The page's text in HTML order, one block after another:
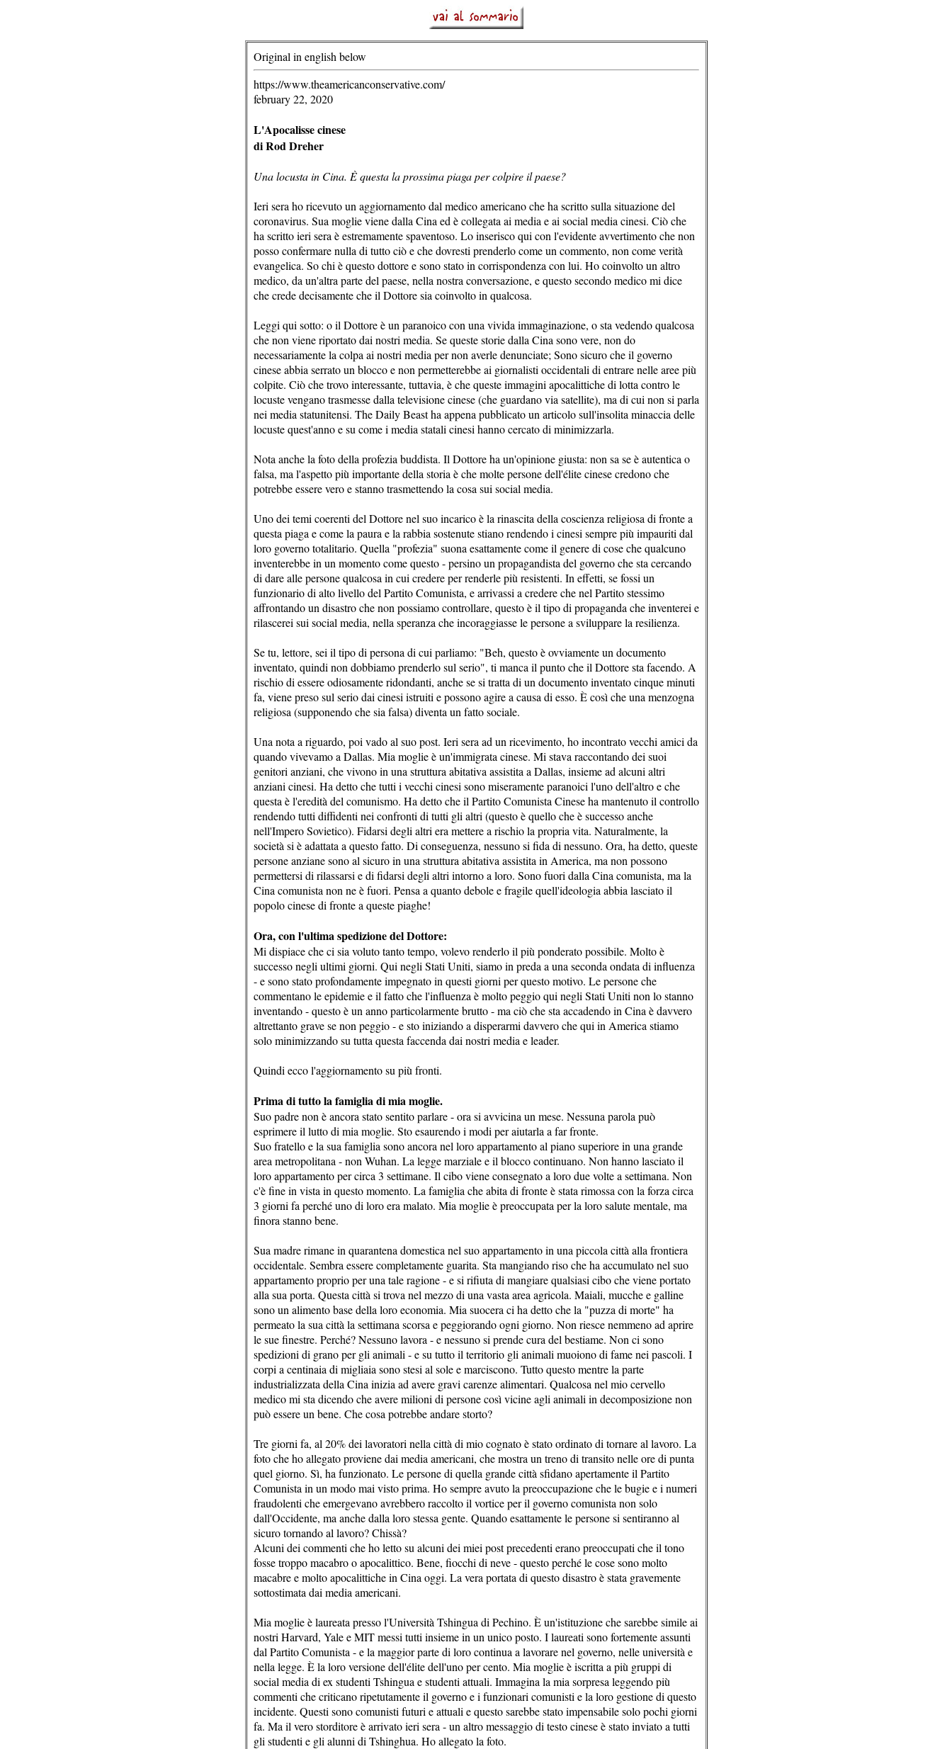
Original in english below
https://www.theamericanconservative.com/
february 22, 2020
L'Apocalisse cinese
di Rod Dreher
Una locusta in Cina. È questa la prossima piaga per colpire il paese?
Ieri sera ho ricevuto un aggiornamento dal medico americano che ha scritto sulla situazione del
coronavirus. Sua moglie viene dalla Cina ed è collegata ai media e ai social media cinesi. Ciò che
ha scritto ieri sera è estremamente spaventoso. Lo inserisco qui con l'evidente avvertimento che non
posso confermare nulla di tutto ciò e che dovresti prenderlo come un commento, non come verità
evangelica. So chi è questo dottore e sono stato in corrispondenza con lui. Ho coinvolto un altro
medico, da un'altra parte del paese, nella nostra conversazione, e questo secondo medico mi dice
che crede decisamente che il Dottore sia coinvolto in qualcosa.
Leggi qui sotto: o il Dottore è un paranoico con una vivida immaginazione, o sta vedendo qualcosa
che non viene riportato dai nostri media. Se queste storie dalla Cina sono vere, non do
necessariamente la colpa ai nostri media per non averle denunciate; Sono sicuro che il governo
cinese abbia serrato un blocco e non permetterebbe ai giornalisti occidentali di entrare nelle aree più
colpite. Ciò che trovo interessante, tuttavia, è che queste immagini apocalittiche di lotta contro le
locuste vengano trasmesse dalla televisione cinese (che guardano via satellite), ma di cui non si parla
nei media statunitensi. The Daily Beast ha appena pubblicato un articolo sull'insolita minaccia delle
locuste quest'anno e su come i media statali cinesi hanno cercato di minimizzarla.
Nota anche la foto della profezia buddista. Il Dottore ha un'opinione giusta: non sa se è autentica o
falsa, ma l'aspetto più importante della storia è che molte persone dell'élite cinese credono che
potrebbe essere vero e stanno trasmettendo la cosa sui social media.
Uno dei temi coerenti del Dottore nel suo incarico è la rinascita della coscienza religiosa di fronte a
questa piaga e come la paura e la rabbia sostenute stiano rendendo i cinesi sempre più impauriti dal
loro governo totalitario. Quella "profezia" suona esattamente come il genere di cose che qualcuno
inventerebbe in un momento come questo - persino un propagandista del governo che sta cercando
di dare alle persone qualcosa in cui credere per renderle più resistenti. In effetti, se fossi un
funzionario di alto livello del Partito Comunista, e arrivassi a credere che nel Partito stessimo
affrontando un disastro che non possiamo controllare, questo è il tipo di propaganda che inventerei e
rilascerei sui social media, nella speranza che incoraggiasse le persone a sviluppare la resilienza.
Se tu, lettore, sei il tipo di persona di cui parliamo: "Beh, questo è ovviamente un documento
inventato, quindi non dobbiamo prenderlo sul serio", ti manca il punto che il Dottore sta facendo. A
rischio di essere odiosamente ridondanti, anche se si tratta di un documento inventato cinque minuti
fa, viene preso sul serio dai cinesi istruiti e possono agire a causa di esso. È così che una menzogna
religiosa (supponendo che sia falsa) diventa un fatto sociale.
Una nota a riguardo, poi vado al suo post. Ieri sera ad un ricevimento, ho incontrato vecchi amici da
quando vivevamo a Dallas. Mia moglie è un'immigrata cinese. Mi stava raccontando dei suoi
genitori anziani, che vivono in una struttura abitativa assistita a Dallas, insieme ad alcuni altri
anziani cinesi. Ha detto che tutti i vecchi cinesi sono miseramente paranoici l'uno dell'altro e che
questa è l'eredità del comunismo. Ha detto che il Partito Comunista Cinese ha mantenuto il controllo
rendendo tutti diffidenti nei confronti di tutti gli altri (questo è quello che è successo anche
nell'Impero Sovietico). Fidarsi degli altri era mettere a rischio la propria vita. Naturalmente, la
società si è adattata a questo fatto. Di conseguenza, nessuno si fida di nessuno. Ora, ha detto, queste
persone anziane sono al sicuro in una struttura abitativa assistita in America, ma non possono
permettersi di rilassarsi e di fidarsi degli altri intorno a loro. Sono fuori dalla Cina comunista, ma la
Cina comunista non ne è fuori. Pensa a quanto debole e fragile quell'ideologia abbia lasciato il
popolo cinese di fronte a queste piaghe!
Ora, con l'ultima spedizione del Dottore:
Mi dispiace che ci sia voluto tanto tempo, volevo renderlo il più ponderato possibile. Molto è
successo negli ultimi giorni. Qui negli Stati Uniti, siamo in preda a una seconda ondata di influenza
- e sono stato profondamente impegnato in questi giorni per questo motivo. Le persone che
commentano le epidemie e il fatto che l'influenza è molto peggio qui negli Stati Uniti non lo stanno
inventando - questo è un anno particolarmente brutto - ma ciò che sta accadendo in Cina è davvero
altrettanto grave se non peggio - e sto iniziando a disperarmi davvero che qui in America stiamo
solo minimizzando su tutta questa faccenda dai nostri media e leader.
Quindi ecco l'aggiornamento su più fronti.
Prima di tutto la famiglia di mia moglie.
Suo padre non è ancora stato sentito parlare - ora si avvicina un mese. Nessuna parola può
esprimere il lutto di mia moglie. Sto esaurendo i modi per aiutarla a far fronte.
Suo fratello e la sua famiglia sono ancora nel loro appartamento al piano superiore in una grande
area metropolitana - non Wuhan. La legge marziale e il blocco continuano. Non hanno lasciato il
loro appartamento per circa 3 settimane. Il cibo viene consegnato a loro due volte a settimana. Non
c'è fine in vista in questo momento. La famiglia che abita di fronte è stata rimossa con la forza circa
3 giorni fa perché uno di loro era malato. Mia moglie è preoccupata per la loro salute mentale, ma
finora stanno bene.
Sua madre rimane in quarantena domestica nel suo appartamento in una piccola città alla frontiera
occidentale. Sembra essere completamente guarita. Sta mangiando riso che ha accumulato nel suo
appartamento proprio per una tale ragione - e si rifiuta di mangiare qualsiasi cibo che viene portato
alla sua porta. Questa città si trova nel mezzo di una vasta area agricola. Maiali, mucche e galline
sono un alimento base della loro economia. Mia suocera ci ha detto che la "puzza di morte" ha
permeato la sua città la settimana scorsa e peggiorando ogni giorno. Non riesce nemmeno ad aprire
le sue finestre. Perché? Nessuno lavora - e nessuno si prende cura del bestiame. Non ci sono
spedizioni di grano per gli animali - e su tutto il territorio gli animali muoiono di fame nei pascoli. I
corpi a centinaia di migliaia sono stesi al sole e marciscono. Tutto questo mentre la parte
industrializzata della Cina inizia ad avere gravi carenze alimentari. Qualcosa nel mio cervello
medico mi sta dicendo che avere milioni di persone così vicine agli animali in decomposizione non
può essere un bene. Che cosa potrebbe andare storto?
Tre giorni fa, al 20% dei lavoratori nella città di mio cognato è stato ordinato di tornare al lavoro. La
foto che ho allegato proviene dai media americani, che mostra un treno di transito nelle ore di punta
quel giorno. Sì, ha funzionato. Le persone di quella grande città sfidano apertamente il Partito
Comunista in un modo mai visto prima. Ho sempre avuto la preoccupazione che le bugie e i numeri
fraudolenti che emergevano avrebbero raccolto il vortice per il governo comunista non solo
dall'Occidente, ma anche dalla loro stessa gente. Quando esattamente le persone si sentiranno al
sicuro tornando al lavoro? Chissà?
Alcuni dei commenti che ho letto su alcuni dei miei post precedenti erano preoccupati che il tono
fosse troppo macabro o apocalittico. Bene, fiocchi di neve - questo perché le cose sono molto
macabre e molto apocalittiche in Cina oggi. La vera portata di questo disastro è stata gravemente
sottostimata dai media americani.
Mia moglie è laureata presso l'Università Tshingua di Pechino. È un'istituzione che sarebbe simile ai
nostri Harvard, Yale e MIT messi tutti insieme in un unico posto. I laureati sono fortemente assunti
dal Partito Comunista - e la maggior parte di loro continua a lavorare nel governo, nelle università e
nella legge. È la loro versione dell'élite dell'uno per cento. Mia moglie è iscritta a più gruppi di
social media di ex studenti Tshingua e studenti attuali. Immagina la mia sorpresa leggendo più
commenti che criticano ripetutamente il governo e i funzionari comunisti e la loro gestione di questo
incidente. Questi sono comunisti futuri e attuali e questo sarebbe stato impensabile solo pochi giorni
fa. Ma il vero storditore è arrivato ieri sera - un altro messaggio di testo cinese è stato inviato a tutti
gli studenti e gli alunni di Tshinghua. Ho allegato la foto.